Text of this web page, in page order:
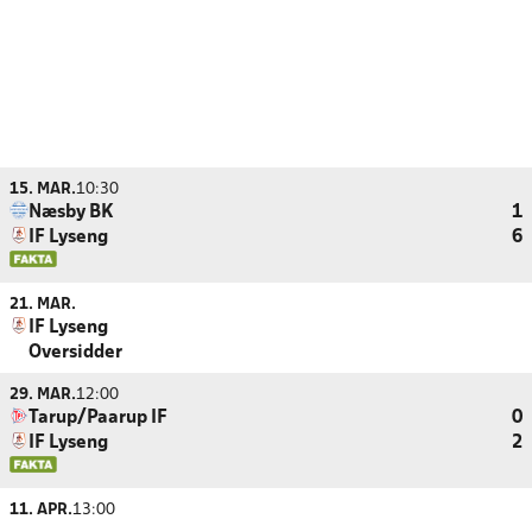
15. MAR.10:30
Næsby BK
1
IF Lyseng
6
21. MAR.
IF Lyseng
Oversidder
29. MAR.12:00
Tarup/Paarup IF
0
IF Lyseng
2
11. APR.13:00